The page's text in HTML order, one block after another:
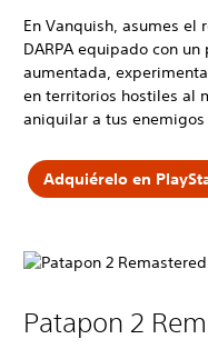
En Vanquish, asumes el
DARPA equipado con
aumentada,
en territorios hostiles al
aniquilar a tus enemigos
Adquiérelo en
Patapon 2